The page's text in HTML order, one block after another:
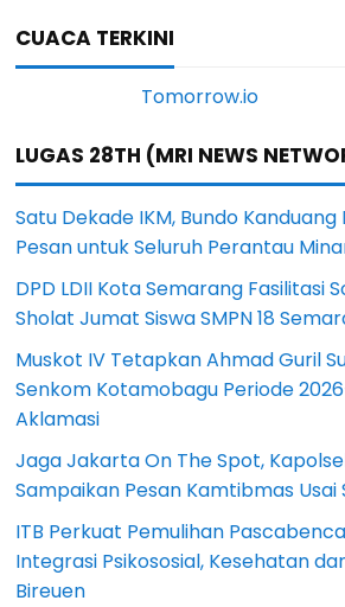
CUACA TERKINI
LUGAS 28TH (MRI NEWS
Satu Dekade IKM, Bundo Kanduang
Pesan untuk Seluruh Perantau
DPD LDII Kota Semarang Fasilitasi
Sholat Jumat Siswa SMPN 18
Muskot IV Tetapkan Ahmad Guril
Senkom Kotamobagu Periode
Aklamasi
Jaga Jakarta On The Spot,
Sampaikan Pesan Kamtibmas
ITB Perkuat Pemulihan
Integrasi Psikososial, Kesehatan
Bireuen